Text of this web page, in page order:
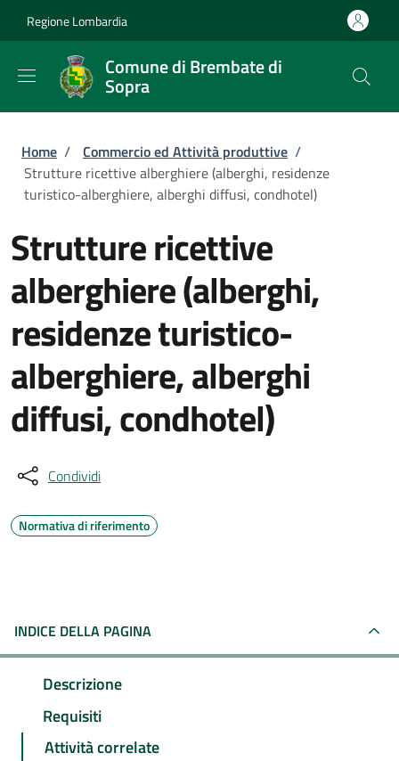
Regione Lombardia
Comune di Brembate di
Sopra
Briciole di pane
Home / Commercio ed Attività produttive /
Strutture ricettive alberghiere (alberghi, residenze
turistico-alberghiere, alberghi diffusi, condhotel)
Strutture ricettive
alberghiere (alberghi,
residenze turistico-
alberghiere, alberghi
diffusi, condhotel)
Condividi
Normativa di riferimento
INDICE DELLA PAGINA
Descrizione
Requisiti
Attività correlate